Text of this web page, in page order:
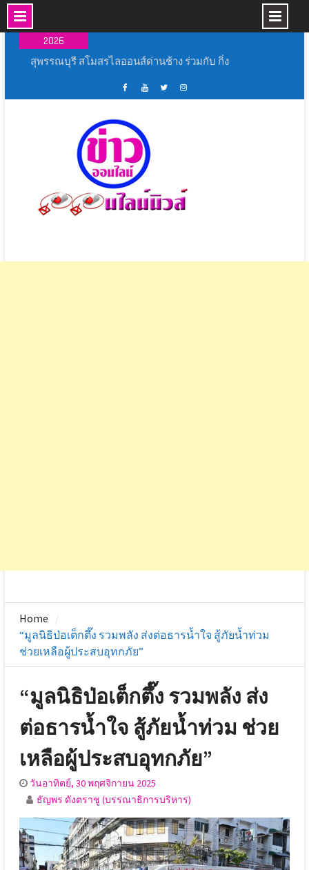
Skip
content
2026
สุพรรณบุรี สโมสรไลออนส์ด่านช้าง ร่วมกับ กิ่ง
ระหว่าง วัน ที่ 6-12 สิงหาคม 2569
เรือนจำจังหวัดอ่างทอง สมศักดิ์ฯ ประธานในพิธี
พิธีเปิดงาน ” ร้อยรัก รวมใจ สตรีไทยบางปลาม้า ”
ประจำ ปี 2569
ประธานกรรมาธิการการท่องเที่ยว เปิดสัมมนา
พัฒนาศักยภาพอาสาสมัครท่องเที่ยว มุ่งยกระดับ
แหล่งท่องเที่ยวเชิงวัฒนธรรมจังหวัดนครปฐมสู่การ
ท่องเที่ยวคุณภาพอย่างยั่งยืน
บุ้ค
ศูนย์
ข่าว
ออนไลน์
นิ
วส์
ทู้
ปอ
อน
ไลน์
นิ
Home
“มูลนิธิป่อเต็กตึ๊ง รวมพลัง ส่งต่อธารน้ำใจ สู้ภัยน้ำท่วม
ช่วยเหลือผู้ประสบอุทกภัย”
“มูลนิธิป่อเต็กตึ๊ง รวมพลัง ส่ง
ต่อธารน้ำใจ สู้ภัยน้ำท่วม ช่วย
เหลือผู้ประสบอุทกภัย”
วันอาทิตย์, 30 พฤศจิกายน 2025
ธัญพร ดังตราชู (บรรณาธิการบริหาร)